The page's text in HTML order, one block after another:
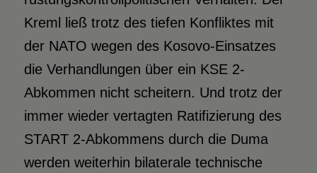
Kreml ließ trotz des tiefen Konfliktes mit
der NATO wegen des Kosovo-Einsatzes
die Verhandlungen über ein KSE 2-
Abkommen nicht scheitern. Und trotz der
immer wieder vertagten Ratifizierung des
START 2-Abkommens durch die Duma
werden weiterhin bilaterale technische